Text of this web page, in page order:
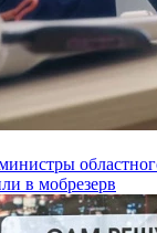
в мобрезерв